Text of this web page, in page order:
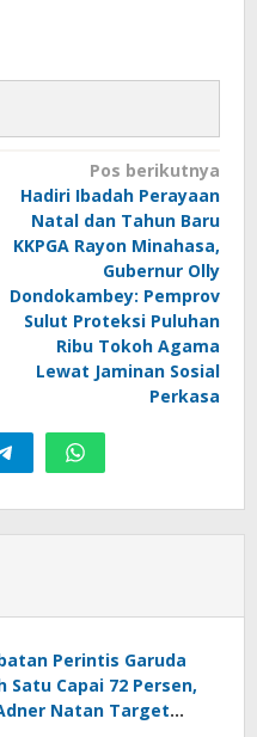
Pos berikutnya
Hadiri Ibadah Perayaan
Natal dan Tahun Baru
KKPGA Rayon Minahasa,
Gubernur Olly
Dondokambey: Pemprov
Sulut Proteksi Puluhan
Ribu Tokoh Agama
Lewat Jaminan Sosial
Perkasa
Perintis Garuda
Satu Capai 72 Persen,
Natan Target